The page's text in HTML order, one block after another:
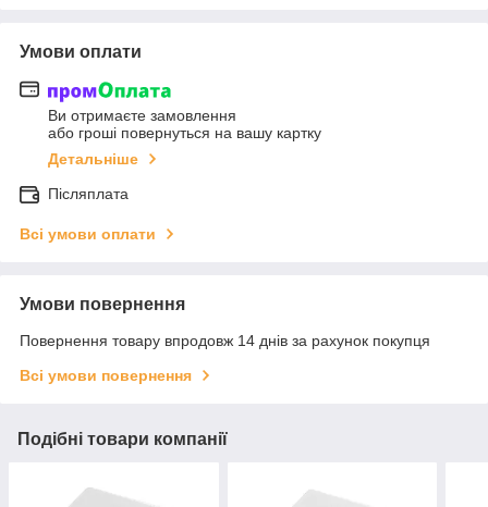
Умови оплати
Ви отримаєте замовлення
або гроші повернуться на вашу картку
Детальніше
Післяплата
Всі умови оплати
Умови повернення
Повернення товару впродовж 14 днів за рахунок покупця
Всі умови повернення
Подібні товари компанії